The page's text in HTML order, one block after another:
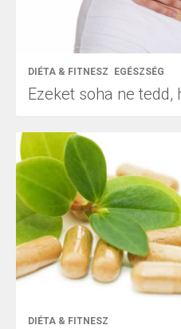
DIÉTA & FITNESZ EGÉSZSÉG
Ezeket soha ne tedd,
DIÉTA & FITNESZ